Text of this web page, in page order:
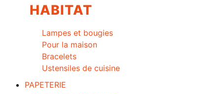
HABITAT
Lampes et bougies
Pour la maison
Bracelets
Ustensiles de cuisine
PAPETERIE